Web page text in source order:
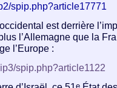
spip.php?article17771
est derrière
l’Allemagne que la
l’Europe :
spip.php?article1122
e